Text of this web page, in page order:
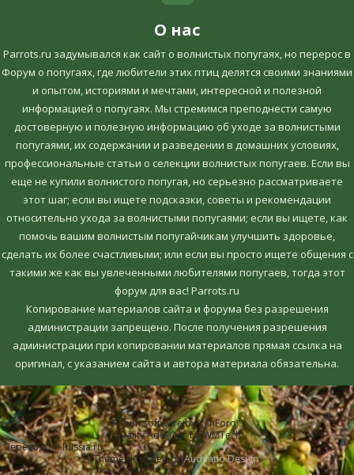
О нас
Parrots.ru задумывался как сайт о волнистых попугаях, но перерос в
Форум о попугаях, где любители этих птиц делятся своими знаниями
и опытом, историями и мечтами, интересной и полезной
информацией о попугаях. Мы стремимся преподнести самую
достоверную и полезную информацию об уходе за волнистыми
попугаями, их содержании и разведении в домашних условиях,
профессиональные статьи о селекции волнистых попугаев. Если вы
еще не купили волнистого попугая, но серьезно рассматриваете
этот шаг; если вы ищете подсказки, советы и рекомендации
относительно ухода за волнистыми попугаями; если вы ищете, как
помочь вашим волнистым попугайчикам улучшить здоровье,
сделать их более счастливыми; или если вы просто ищете общения с
такими же как вы увлеченными любителями попугаев, тогда этот
форум для вас! Parrots.ru
Копирование материалов сайта и форума без разрешения
администрации запрещено. После получения разрешения
администрации при копировании материалов прямая ссылка на
оригинал, c указанием сайта и автора материала обязательна.
Forum software by XenForo™
Quality Add-Ons by WMTech
Перевод:XF-Russia.ru
Theme designed byAudentio Design.